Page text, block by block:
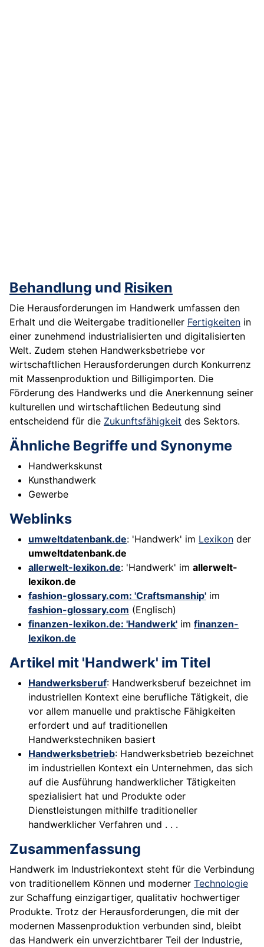
Behandlung und Risiken
Die Herausforderungen im Handwerk umfassen den
Erhalt und die Weitergabe traditioneller Fertigkeiten in
einer zunehmend industrialisierten und digitalisierten
Welt. Zudem stehen Handwerksbetriebe vor
wirtschaftlichen Herausforderungen durch Konkurrenz
mit Massenproduktion und Billigimporten. Die
Förderung des Handwerks und die Anerkennung seiner
kulturellen und wirtschaftlichen Bedeutung sind
entscheidend für die Zukunftsfähigkeit des Sektors.
Ähnliche Begriffe und Synonyme
Handwerkskunst
Kunsthandwerk
Gewerbe
Weblinks
umweltdatenbank.de: 'Handwerk' im Lexikon der
umweltdatenbank.de
allerwelt-lexikon.de: 'Handwerk' im allerwelt-
lexikon.de
fashion-glossary.com: 'Craftsmanship' im
fashion-glossary.com (Englisch)
finanzen-lexikon.de: 'Handwerk' im finanzen-
lexikon.de
Artikel mit 'Handwerk' im Titel
Handwerksberuf: Handwerksberuf bezeichnet im
industriellen Kontext eine berufliche Tätigkeit, die
vor allem manuelle und praktische Fähigkeiten
erfordert und auf traditionellen
Handwerkstechniken basiert
Handwerksbetrieb: Handwerksbetrieb bezeichnet
im industriellen Kontext ein Unternehmen, das sich
auf die Ausführung handwerklicher Tätigkeiten
spezialisiert hat und Produkte oder
Dienstleistungen mithilfe traditioneller
handwerklicher Verfahren und . . .
Zusammenfassung
Handwerk im Industriekontext steht für die Verbindung
von traditionellem Können und moderner Technologie
zur Schaffung einzigartiger, qualitativ hochwertiger
Produkte. Trotz der Herausforderungen, die mit der
modernen Massenproduktion verbunden sind, bleibt
das Handwerk ein unverzichtbarer Teil der Industrie,